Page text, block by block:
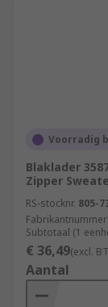
Voorradig
Blaklader
Zipper
RS-stocknr. 805-
Fabrikantnummer
Subtotaal (1
€ 36,49(excl.
Aantal